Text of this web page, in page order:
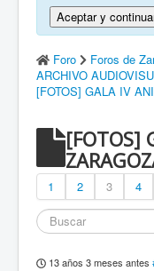
Aceptar y
Foro Foros de
ARCHIVO
[FOTOS] GALA IV
[FOTOS]
1 2 3 4
13 años 3 meses antes